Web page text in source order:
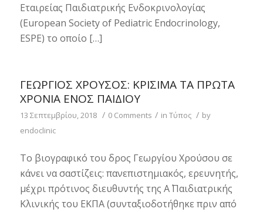
Εταιρείας Παιδιατρικής Ενδοκρινολογίας
(European Society of Pediatric Endocrinology,
ESPE) το οποίο […]
ΓΕΏΡΓΙΟΣ ΧΡΟΎΣΟΣ: ΚΡΊΣΙΜΑ ΤΑ ΠΡΏΤΑ
ΧΡΌΝΙΑ ΕΝΌΣ ΠΑΙΔΙΟΎ
13 Σεπτεμβρίου, 2018 / 0 Comments / in Τύπος / by
endoclinic
Το βιογραφικό του δρος Γεωργίου Χρούσου σε
κάνει να σαστίζεις: πανεπιστημιακός, ερευνητής,
μέχρι πρότινος διευθυντής της Α΄ Παιδιατρικής
Κλινικής του ΕΚΠΑ (συνταξιοδοτήθηκε πριν από